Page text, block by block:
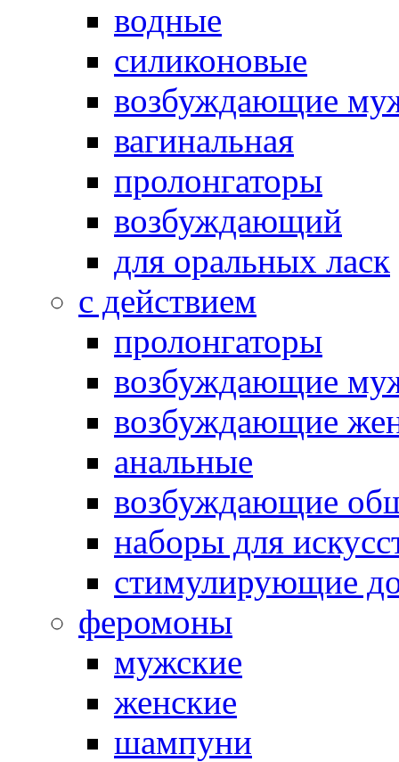
водные
силиконовые
возбуждающие
вагинальная
пролонгаторы
возбуждающий
для оральных ласк
с действием
пролонгаторы
возбуждающие
возбуждающие
анальные
возбуждающие
наборы для
стимулирующие
феромоны
мужские
женские
шампуни